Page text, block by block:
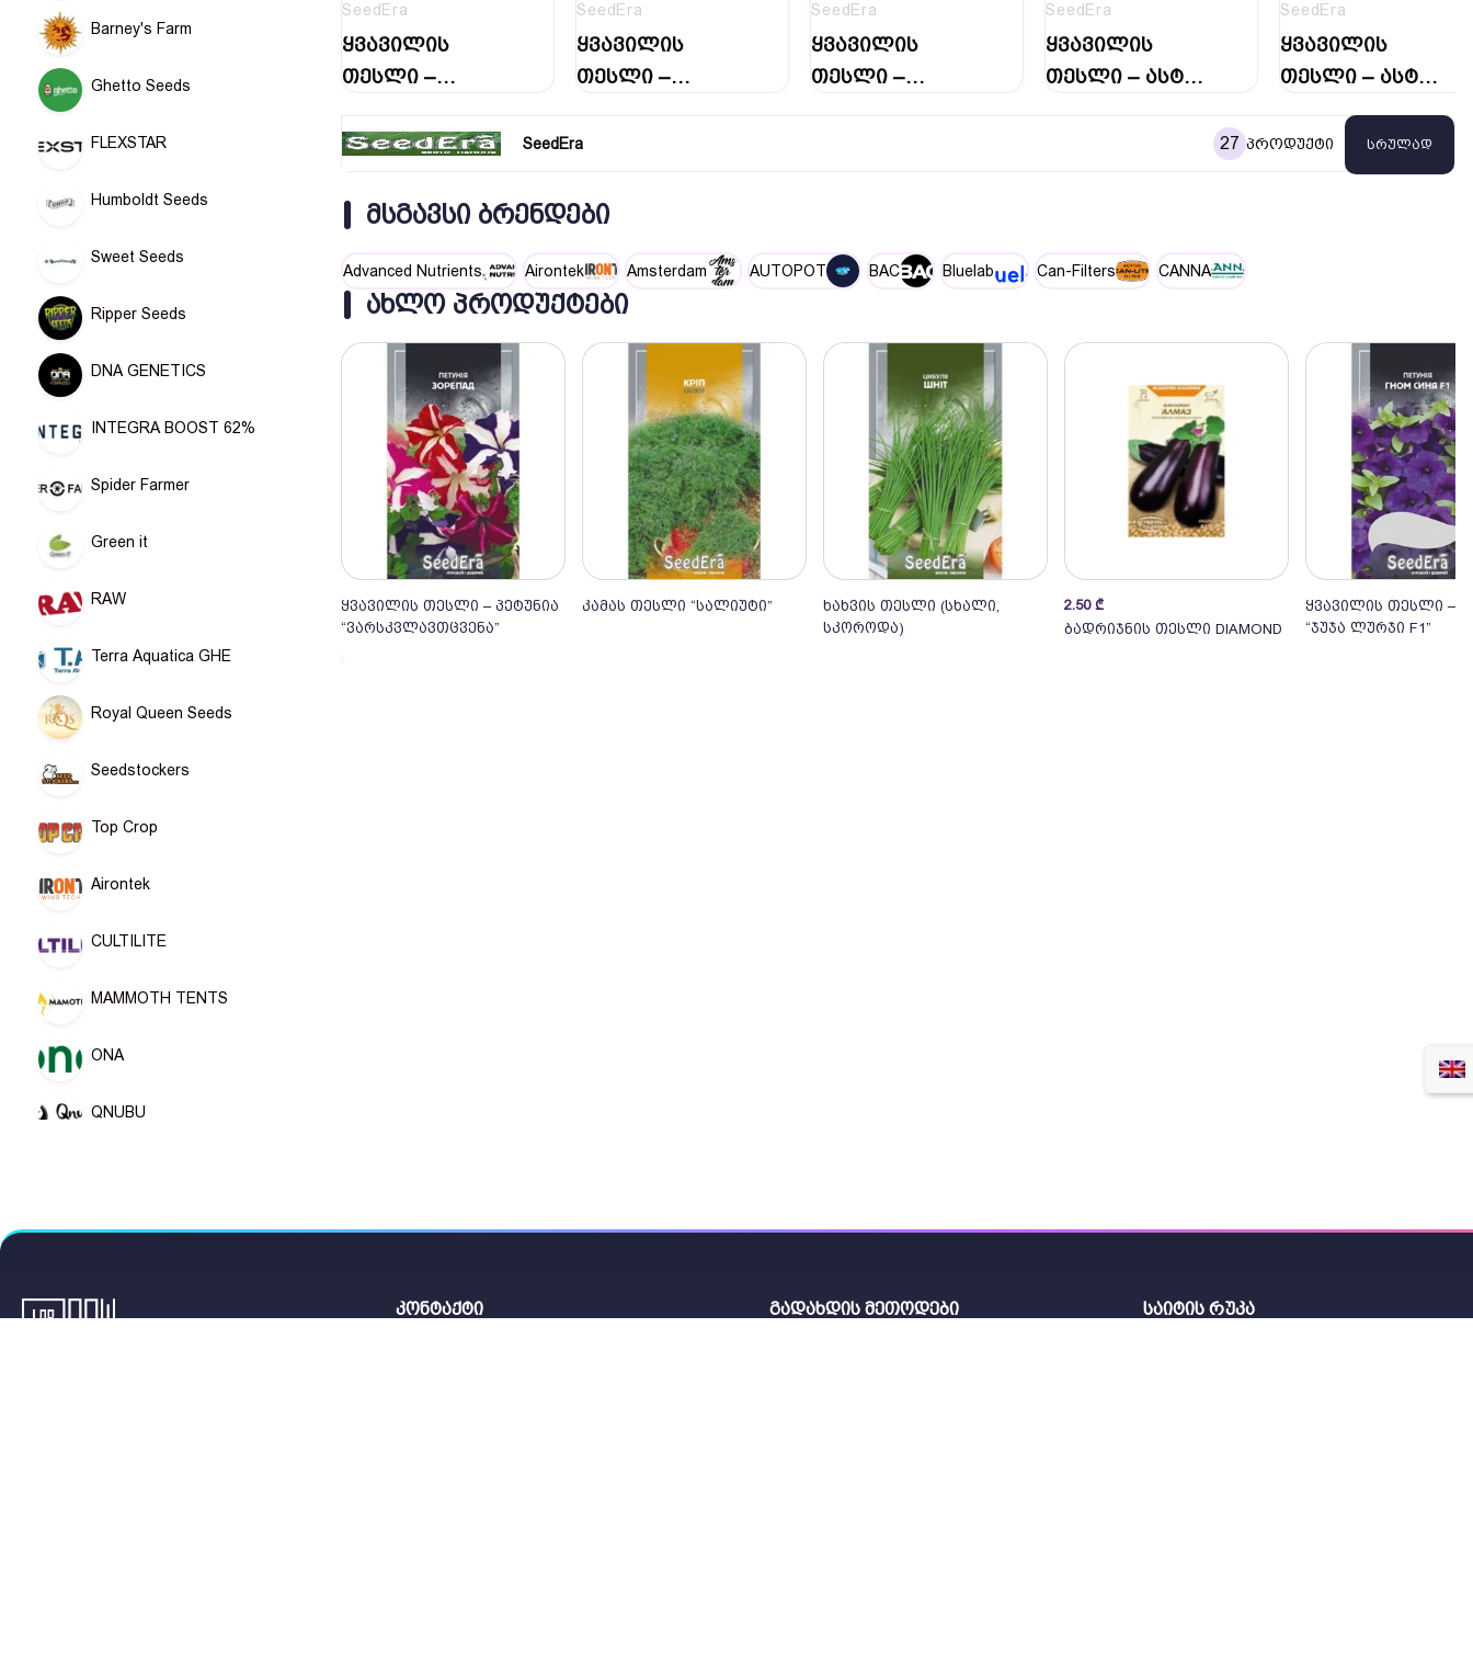
Barney's Farm
Ghetto Seeds
FLEXSTAR
Humboldt Seeds
Sweet Seeds
Ripper Seeds
DNA GENETICS
INTEGRA BOOST 62%
Spider Farmer
Green it
RAW
Terra Aquatica GHE
Royal Queen Seeds
Seedstockers
Top Crop
Airontek
CULTILITE
MAMMOTH TENTS
ONA
QNUBU
Milwaukee
SeedEra
ყვავილის
თესლი –
“მინარეთის
SeedEra
ყვავილის
თესლი –
“ვარსკვლავთც
SeedEra
ყვავილის
თესლი –
SeedEra
ყვავილის
თესლი – ასტრა
SeedEra
ყვავილის
თესლი – ასტრა
SeedEra 27 პროდუქტი სრულად
ᲛᲡᲒᲐᲕᲡᲘ ᲑᲠᲔᲜᲓᲔᲑᲘ
Advanced Nutrients Airontek Amsterdam AUTOPOT BAC Bluelab Can-Filters CANNA
ᲐᲮᲚᲝ ᲞᲠᲝᲓᲣᲥᲢᲔᲑᲘ
ყვავილის თესლი – პეტუნია
“ვარსკვლავთცვენა”
კამას თესლი “სალიუტი”
კალათაში
ხახვის თესლი (სხალი,
სკოროდა)
2.50 ₾
ბადრიჯნის თესლი DIAMOND
ყვავილის თესლი –
“ჯუჯა ლურჯი F1”
კონტაქტი გადახდის მეთოდები საიტის რუკა